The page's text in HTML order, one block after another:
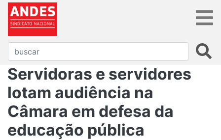
Servidoras e servidores
lotam audiência na
Câmara em defesa da
educação pública